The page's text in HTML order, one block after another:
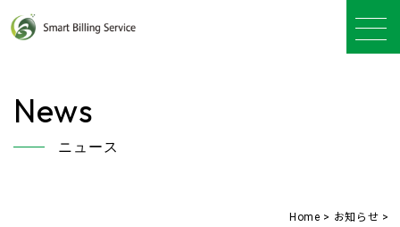
News
ニュース
Home > お知らせ >